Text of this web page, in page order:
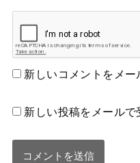
新しいコメントをメー
新しい投稿をメールで